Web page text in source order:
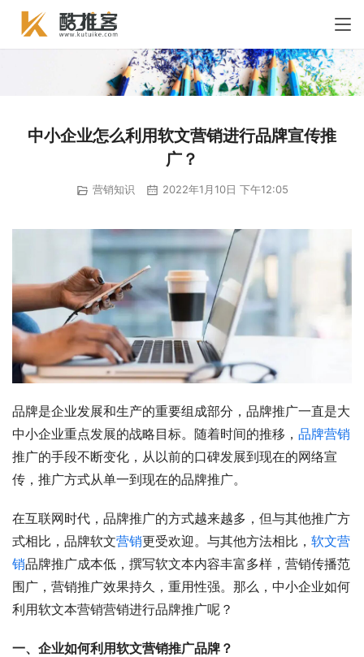
中小企业怎么利用软文营销进行品牌宣传推
广？
营销知识 2022年1月10日 下午12:05
品牌是企业发展和生产的重要组成部分，品牌推广一直是大
中小企业重点发展的战略目标。随着时间的推移， 品牌营销
推广的手段不断变化，从以前的口碑发展到现在的网络宣
传，推广方式从单一到现在的品牌推广。
在互联网时代，品牌推广的方式越来越多，但与其他推广方
式相比，品牌软文营销更受欢迎。与其他方法相比， 软文营
销品牌推广成本低，撰写软文本内容丰富多样，营销传播范
围广，营销推广效果持久，重用性强。那么，中小企业如何
利用软文本营销营销进行品牌推广呢？
一、企业如何利用软文营销推广品牌？